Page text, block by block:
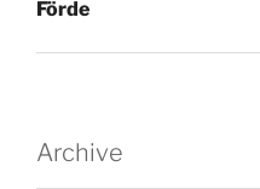
Förde
Archive